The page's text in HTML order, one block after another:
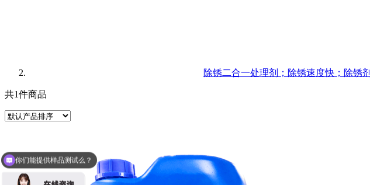
除锈二合一处理剂；除锈速度快；除锈剂
共1件商品
你们的产品有UL认证么？